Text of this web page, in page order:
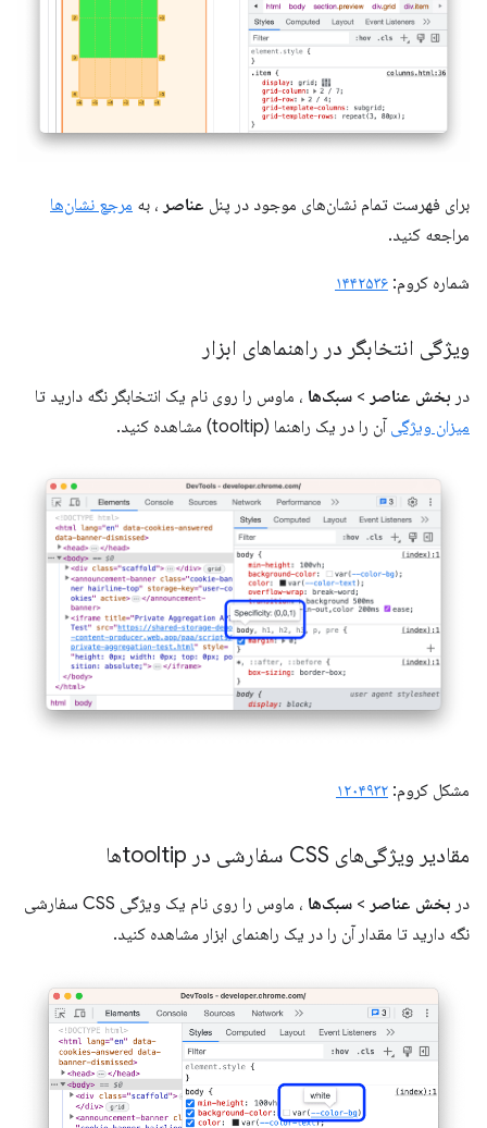
برای فهرست تمام نشان‌های موجود در پنل عناصر ، به مرجع نشان‌ها
مراجعه کنید.
شماره کروم: ۱۴۴۲۵۳۶
ویژگی انتخابگر در راهنماهای ابزار
در بخش عناصر > سبک‌ها ، ماوس را روی نام یک انتخابگر نگه دارید تا
میزان ویژگی آن را در یک راهنما (tooltip) مشاهده کنید.
مشکل کروم: ۱۲۰۴۹۳۲
مقادیر ویژگی‌های CSS سفارشی در tooltipها
در بخش عناصر > سبک‌ها
، ماوس را روی نام یک ویژگی CSS سفارشی
نگه دارید تا مقدار آن را در یک راهنمای ابزار مشاهده کنید.